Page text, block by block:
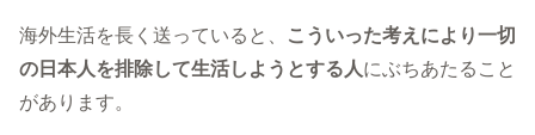
海外生活を長く送っていると、
こういった考えにより一切
の日本人を排除して生活しようとする人にぶちあたること
があります。